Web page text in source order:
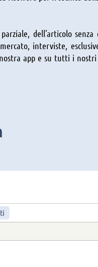
dell’articolo
interviste,
app e su tutti i